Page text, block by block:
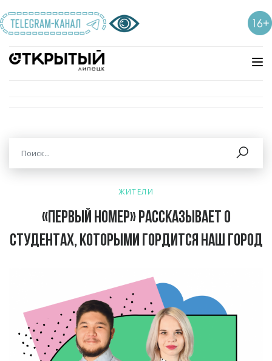
ЖИТЕЛИ
«Первый номер» рассказывает о
студентах, которыми гордится наш город